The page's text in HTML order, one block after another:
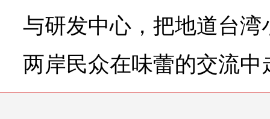
与研发中心，把地道台
两岸民众在味蕾的交流中